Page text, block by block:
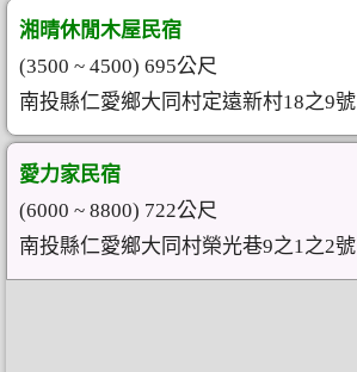
湘晴休閒木屋民宿
(3500 ~ 4500) 695公尺
南投縣仁愛鄉大同村定遠新村18之9號
愛力家民宿
(6000 ~ 8800) 722公尺
南投縣仁愛鄉大同村榮光巷9之1之2號